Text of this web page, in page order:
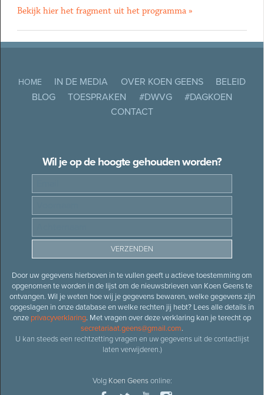
Bekijk hier het fragment uit het programma »
HOME IN DE MEDIA OVER KOEN GEENS
BELEID
BLOG
TOESPRAKEN #DWVG
#DAGKOEN
CONTACT
Wil je op de hoogte gehouden worden?
Door uw gegevens hierboven in te vullen geeft u actieve toestemming om
opgenomen te worden in de lijst om de nieuwsbrieven van Koen Geens te
ontvangen. Wil je weten hoe wij je gegevens bewaren, welke gegevens zijn
opgeslagen in onze database en welke rechten jij hebt? Lees alle details in
onze privacyverklaring. Met vragen over deze verklaring kan je terecht op
secretariaat.geens@gmail.com.
U kan steeds een rechtzetting vragen en uw gegevens uit de contactlijst
laten verwijderen.)
Volg Koen Geensonline: